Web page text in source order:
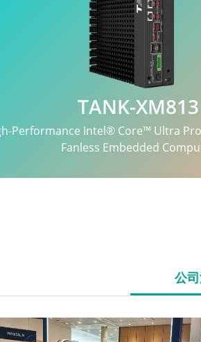
TANK-XM813
Performance Intel® Core™ Ultra
Fanless Embedded
查看更多 >
公